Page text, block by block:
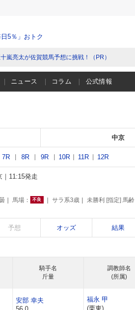
5％」おトク
嵐亮太が佐賀競馬予想に挑戦！（PR）
ニュース コラム 公式情報
中京
7R 8R 9R 10R 11R 12R
11:15発走
馬場： 不良 サラ系3歳 未勝利 [指定] 馬齢
予想 オッズ 結果
騎手名
斤量
調教師名
(所属)
安部 幸夫
福永 甲
(栗東)